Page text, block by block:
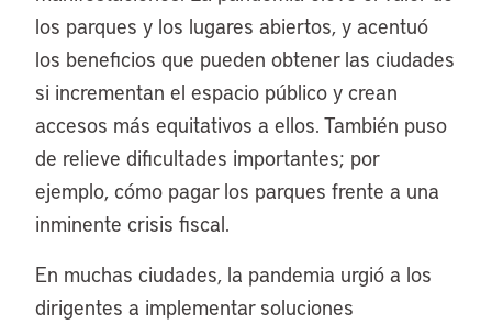
los parques y los lugares abiertos, y acentuó
los beneficios que pueden obtener las ciudades
si incrementan el espacio público y crean
accesos más equitativos a ellos. También puso
de relieve dificultades importantes; por
ejemplo, cómo pagar los parques frente a una
inminente crisis fiscal.
En muchas ciudades, la pandemia urgió a los
dirigentes a implementar soluciones